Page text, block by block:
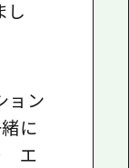
し
ョン
に
エ